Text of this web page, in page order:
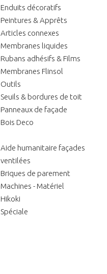
Enduits décoratifs
Peintures & Apprêts
Articles connexes
Membranes liquides
Rubans adhésifs & Films
Membranes Flinsol
Outils
Seuils & bordures de toit
Panneaux de façade
Bois Deco
Aide humanitaire façades
ventilées
Briques de parement
Machines - Matériel
Hikoki
Spéciale